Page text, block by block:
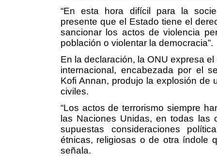
“En esta hora difícil para la
presente que el Estado tiene el
sancionar los actos de violencia
población o violentar la democracia”.
En la declaración, la ONU expresa
internacional, encabezada por el
Kofi Annan, produjo la explosión de
civiles.
“Los actos de terrorismo siempre
las Naciones Unidas, en todas las
supuestas consideraciones
étnicas, religiosas o de otra índole
señala.